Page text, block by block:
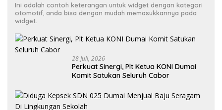
Ini adalah contoh keterangan untuk widget dengan kategori
otomotif, anda bisa dengan mudah memasukkannya pada
widget.
28 Juli, 2026
Perkuat Sinergi, Plt Ketua KONI Dumai
Komit Satukan Seluruh Cabor